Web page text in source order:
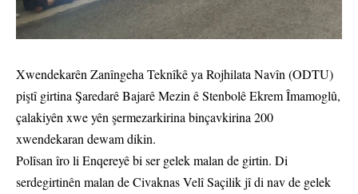
Xwendekarên Zanîngeha Teknîkê ya Rojhilata Navîn (ODTU)
piştî girtina Şaredarê Bajarê Mezin ê Stenbolê Ekrem Îmamoglû,
çalakiyên xwe yên şermezarkirina binçavkirina 200
xwendekaran dewam dikin.
Polîsan îro li Enqereyê bi ser gelek malan de girtin. Di
serdegirtinên malan de Civaknas Velî Saçilik jî di nav de gelek